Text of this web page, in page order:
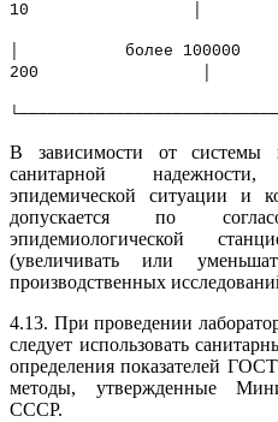
10 │
│ более
200 │
В зависимости от системы
санитарной
эпидемической ситуации и
допускается по
эпидемиологической
(увеличивать или
производственных
4.13. При проведении
следует использовать
определения показателей
методы, утвержденные
СССР.